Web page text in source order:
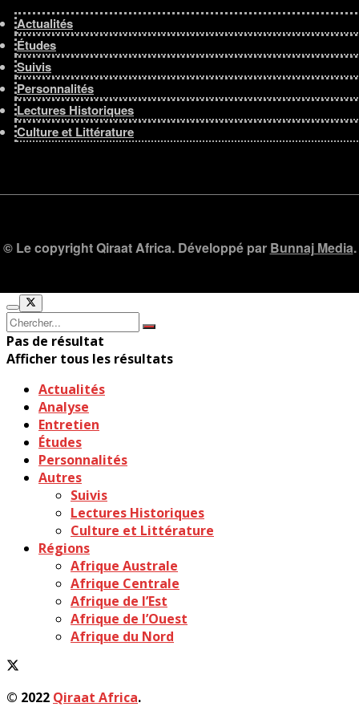
Actualités
Études
Suivis
Personnalités
Lectures Historiques
Culture et Littérature
© Le copyright Qiraat Africa. Développé par Bunnaj Media.
Pas de résultat
Afficher tous les résultats
Actualités
Analyse
Entretien
Études
Personnalités
Autres
Suivis
Lectures Historiques
Culture et Littérature
Régions
Afrique Australe
Afrique Centrale
Afrique de l’Est
Afrique de l’Ouest
Afrique du Nord
© 2022 Qiraat Africa.